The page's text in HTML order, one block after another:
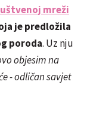
mreži
je predložila
poroda. Uz nju
objesim na
- odličan savjet